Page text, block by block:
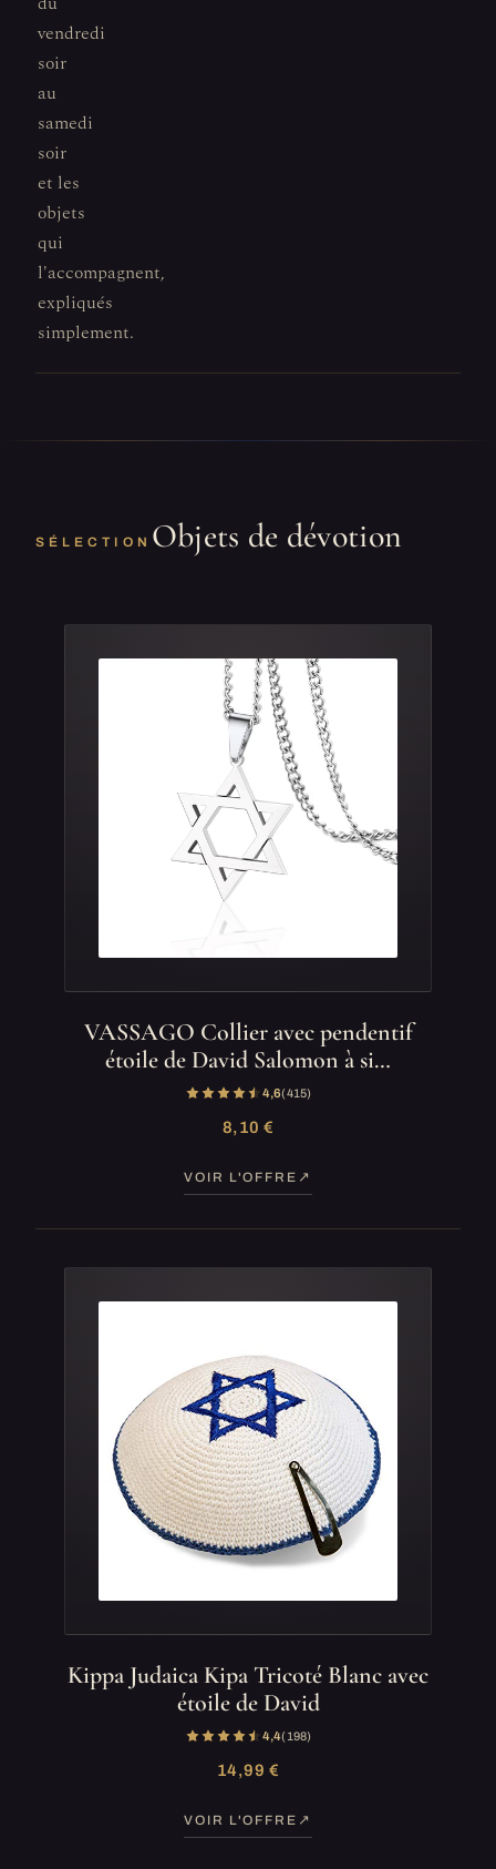
vendredi
soir
au
samedi
soir
et les
objets
qui
l'accompagnent,
expliqués
simplement.
SÉLECTION Objets de dévotion
VASSAGO Collier avec pendentif
étoile de David Salomon à si…
4,6(415)
8,10 €
VOIR L'OFFRE
Kippa Judaica Kipa Tricoté Blanc avec
étoile de David
4,4(198)
14,99 €
VOIR L'OFFRE